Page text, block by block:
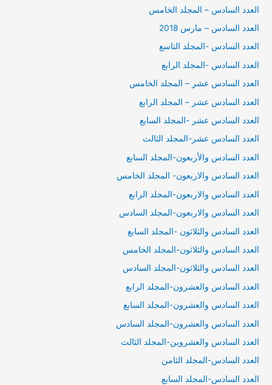
العدد السادس – المجلد الخامس
العدد السادس – مارس 2018
العدد السادس -المجلد التاسع
العدد السادس -المجلد الرابع
العدد السادس عشر – المجلد الخامس
العدد السادس عشر – المجلد الرابع
العدد السادس عشر -المجلد السابع
العدد السادس عشر-المجلد الثالث
العدد السادس والأربعون-المجلد السابع
العدد السادس والاربعون- المجلد الخامس
العدد السادس والاربعون-المجلد الرابع
العدد السادس والاربعون-المجلد السادس
العدد السادس والثلاثون -المجلد السابع
العدد السادس والثلاثون-المجلد الخامس
العدد السادس والثلاثون-المجلد السادس
العدد السادس والعشرون-المجلد الرابع
العدد السادس والعشرون-المجلد السابع
العدد السادس والعشرون-المجلد السادس
العدد السادس والعشروين-المجلد الثالث
العدد السادس-المجلد الثامن
العدد السادس-المجلد السابع